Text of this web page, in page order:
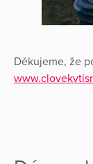
Děkujeme, že